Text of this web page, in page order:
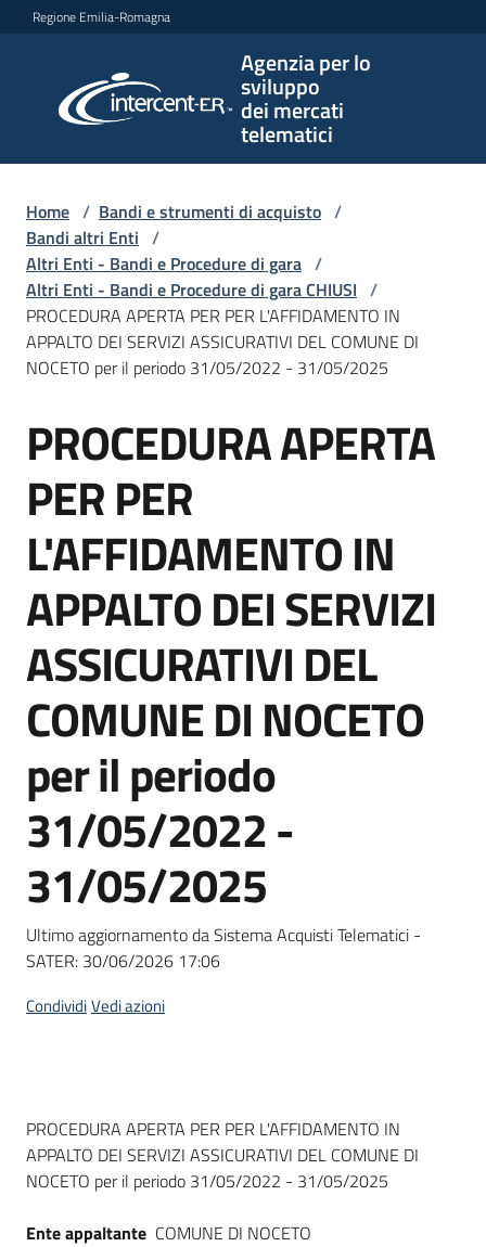
Vai al contenuto
Vai alla navigazione
Vai al footer
Regione Emilia-Romagna
Agenzia per lo
sviluppo
dei mercati
telematici
per lo
sviluppo
telematici
L'Agenzia
e
strumenti
acquisto
Supporto
Piattaforme
telematiche
English
site
su
Home / Bandi e strumenti di acquisto /
Bandi altri Enti /
Altri Enti - Bandi e Procedure di gara /
Altri Enti - Bandi e Procedure di gara CHIUSI /
PROCEDURA APERTA PER PER L'AFFIDAMENTO IN
APPALTO DEI SERVIZI ASSICURATIVI DEL COMUNE DI
NOCETO per il periodo 31/05/2022 - 31/05/2025
Salta al contenuto
PROCEDURA APERTA
PER PER
L'AFFIDAMENTO IN
APPALTO DEI SERVIZI
ASSICURATIVI DEL
COMUNE DI NOCETO
per il periodo
31/05/2022 -
31/05/2025
Ultimo aggiornamento da Sistema Acquisti Telematici -
SATER: 30/06/2026 17:06
CondividiVedi azioni
Dati del bando
PROCEDURA APERTA PER PER L'AFFIDAMENTO IN
APPALTO DEI SERVIZI ASSICURATIVI DEL COMUNE DI
NOCETO per il periodo 31/05/2022 - 31/05/2025
Ente appaltante COMUNE DI NOCETO